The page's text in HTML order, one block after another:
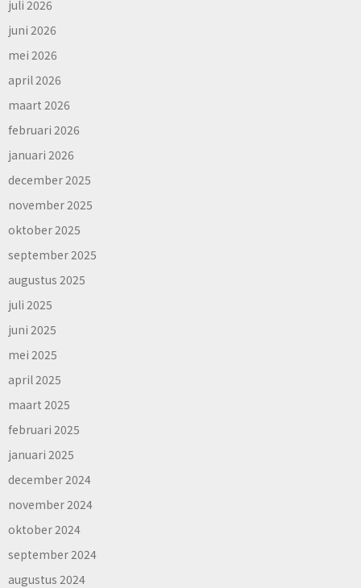
juli 2026
juni 2026
mei 2026
april 2026
maart 2026
februari 2026
januari 2026
december 2025
november 2025
oktober 2025
september 2025
augustus 2025
juli 2025
juni 2025
mei 2025
april 2025
maart 2025
februari 2025
januari 2025
december 2024
november 2024
oktober 2024
september 2024
augustus 2024